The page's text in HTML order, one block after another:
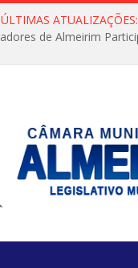
ÚLTIMAS ATUALIZAÇÕES: